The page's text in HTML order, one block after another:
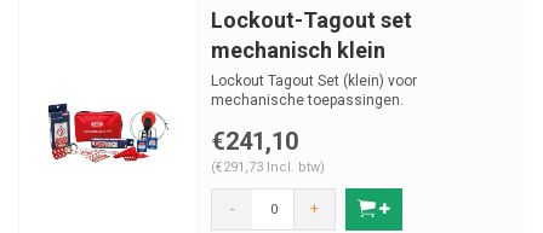
Lockout-Tagout set
mechanisch klein
Lockout Tagout Set (klein) voor
mechanische toepassingen.
€241,10
(€291,73 Incl. btw)
- +